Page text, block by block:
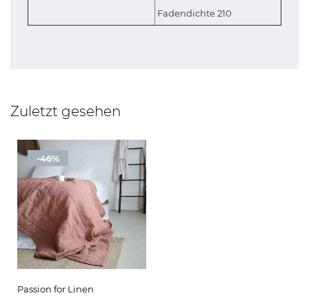
Fadendichte 210
Zuletzt gesehen
-46%
Passion for Linen